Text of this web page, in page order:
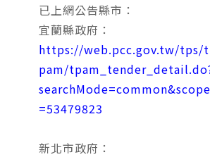
已上網公告縣市：
宜蘭縣政府：
https://web.pcc.gov.tw/
pam/
=53479823
新北市政府：